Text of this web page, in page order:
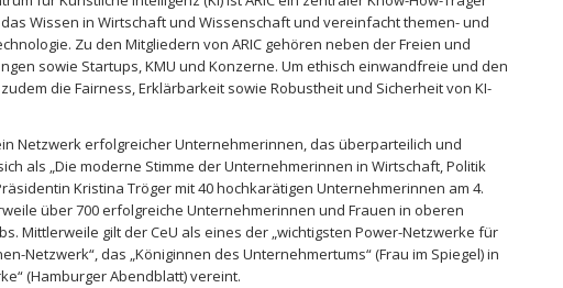
Wissen in Wirtschaft und Wissenschaft und vereinfacht themen- und
Zu den Mitgliedern von ARIC gehören neben der Freien und
sowie Startups, KMU und Konzerne. Um ethisch einwandfreie und den
die Fairness, Erklärbarkeit sowie Robustheit und Sicherheit von KI-
Netzwerk erfolgreicher Unternehmerinnen, das überparteilich und
als „Die moderne Stimme der Unternehmerinnen in Wirtschaft, Politik
Kristina Tröger mit 40 hochkarätigen Unternehmerinnen am 4.
über 700 erfolgreiche Unternehmerinnen und Frauen in oberen
Mittlerweile gilt der CeU als eines der „wichtigsten Power-Netzwerke für
Netzwerk“, das „Königinnen des Unternehmertums“ (Frau im Spiegel) in
(Hamburger Abendblatt) vereint.